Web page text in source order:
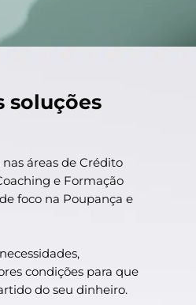
soluções
áreas de Crédito
e Formação
foco na Poupança e
condições para que
do seu dinheiro.